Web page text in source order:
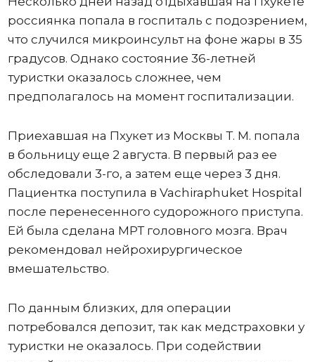
россиянка попала в госпиталь с подозрением,
что случился микроинсульт на фоне жары в 35
градусов. Однако состояние 36-летней
туристки оказалось сложнее, чем
предполагалось на момент госпитализации.
Приехавшая на Пхукет из Москвы Т. М. попала
в больницу еще 2 августа. В первый раз ее
обследовали 3-го, а затем еще через 3 дня.
Пациентка поступила в Vachiraphuket Hospital
после перенесенного судорожного приступа.
Ей была сделана МРТ головного мозга. Врач
рекомендовал нейрохирургическое
вмешательство.
По данным близких, для операции
потребовался депозит, так как медстраховки у
туристки не оказалось. При содействии